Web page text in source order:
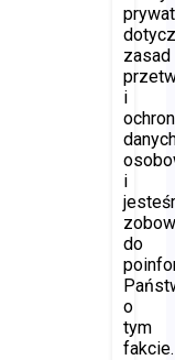
zasad
i
i
do
o
tym
fakcie.